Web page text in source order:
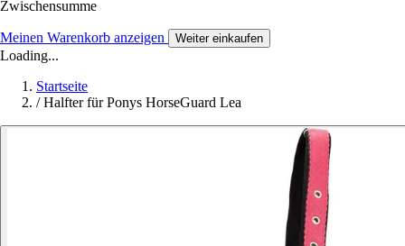
Zwischensumme
Meinen Warenkorb anzeigen Weiter einkaufen
Loading...
Startseite
/ Halfter für Ponys HorseGuard Lea